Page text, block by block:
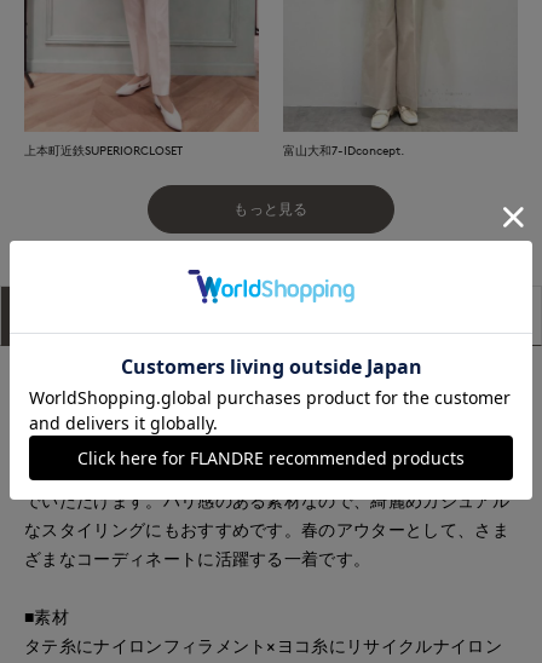
上本町近鉄SUPERIORCLOSET 富山大和7-IDconcept.
もっと見る
シルエットは裾に向けて広がるAラインデザインを採用してい
るため、女性らしい柔らかな印象を演出します。ウエスト回り
のコードを絞り、お好みのシルエットでスタイリングを楽しん
でいただけます。ハリ感のある素材なので、綺麗めカジュアル
なスタイリングにもおすすめです。春のアウターとして、さま
ざまなコーディネートに活躍する一着です。
■素材
タテ糸にナイロンフィラメント×ヨコ糸にリサイクルナイロン